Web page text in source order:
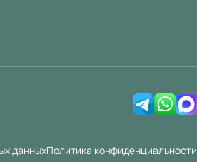
данныхПолитика конфиденциальности